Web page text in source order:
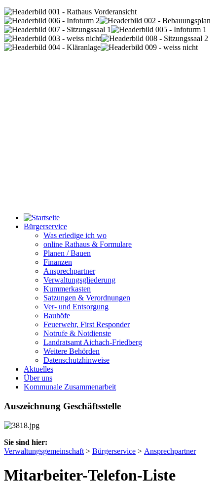
Bürgerservice
Was erledige ich wo
online Rathaus & Formulare
Planen / Bauen
Finanzen
Ansprechpartner
Verwaltungsgliederung
Kummerkasten
Satzungen & Verordnungen
Ver- und Entsorgung
Bauhöfe
Feuerwehr, First Responder
Notrufe & Notdienste
Landratsamt Aichach-Friedberg
Weitere Behörden
Datenschutzhinweise
Aktuelles
Über uns
Kommunale Zusammenarbeit
Auszeichnung Geschäftsstelle
Sie sind hier:
Verwaltungsgemeinschaft > Bürgerservice > Ansprechpartner
Mitarbeiter-Telefon-Liste